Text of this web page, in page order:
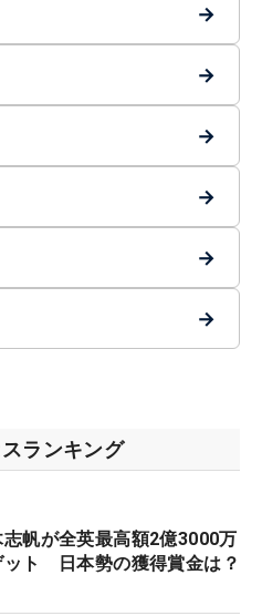
→
→
→
→
→
→
ランキング
志帆が全英最高額2億3000万
ット 日本勢の獲得賞金は？